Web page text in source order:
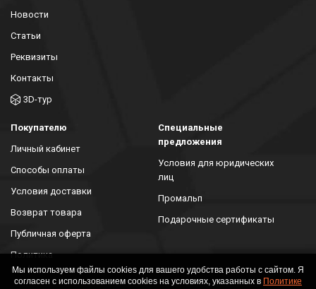
Новости
Статьи
Реквизиты
Контакты
3D-тур
Покупателю
Личный кабинет
Способы оплаты
Условия доставки
Возврат товара
Публичная оферта
Политика
конфиденциальности
Специальные
предложения
Условия для юридических
лиц
Промальп
Подарочные сертификаты
Мы используем файлы cookies для вашего удобства работы с сайтом. Я
согласен с использованием cookies на условиях, указанных в Политике